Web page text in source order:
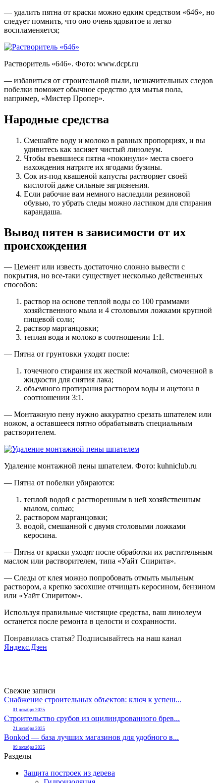
— удалить пятна от краски можно едким средством «646», но
следует помнить, что оно очень ядовитое и легко
воспламеняется;
Растворитель «646». Фото: www.dcpt.ru
— избавиться от строительной пыли, незначительных следов
побелки поможет обычное средство для мытья пола,
например, «Мистер Пропер».
Народные средства
Смешайте воду и молоко в равных пропорциях, и вы
удивитесь как засияет чистый линолеум.
Чтобы въевшиеся пятна «покинули» места своего
нахождения натрите их ягодами бузины.
Сок из-под квашеной капусты растворяет своей
кислотой даже сильные загрязнения.
Если рабочие вам немного наследили резиновой
обувью, то убрать следы можно ластиком для стирания
карандаша.
Вывод пятен в зависимости от их
происхождения
— Цемент или известь достаточно сложно вывести с
покрытия, но все-таки существует несколько действенных
способов:
раствор на основе теплой воды со 100 граммами
хозяйственного мыла и 4 столовыми ложками крупной
пищевой соли;
раствор марганцовки;
теплая вода и молоко в соотношении 1:1.
— Пятна от грунтовки уходят после:
точечного стирания их жесткой мочалкой, смоченной в
жидкости для снятия лака;
объемного протирания раствором воды и ацетона в
соотношении 3:1.
— Монтажную пену нужно аккуратно срезать шпателем или
ножом, а оставшееся пятно обрабатывать специальным
растворителем.
Удаление монтажной пены шпателем. Фото: kuhniclub.ru
— Пятна от побелки убираются:
теплой водой с растворенным в ней хозяйственным
мылом, солью;
раствором марганцовки;
водой, смешанной с двумя столовыми ложками
керосина.
— Пятна от краски уходят после обработки их растительным
маслом или растворителем, типа «Уайт Спирита».
— Следы от клея можно попробовать отмыть мыльным
раствором, а крепко засохшие отчищать керосином, бензином
или «Уайт Спиритом».
Используя правильные чистящие средства, ваш линолеум
останется после ремонта в целости и сохранности.
Понравилась статья? Подписывайтесь на наш канал
Яндекс.Дзен
Свежие записи
Снабжение строительных объектов: ключ к успеш...
01 декабря 2025
Строительство срубов из оцилиндрованного брев...
21 октября 2025
Bonkod — база лучших магазинов для удобного в...
09 октября 2025
Разделы
Защита построек из дерева